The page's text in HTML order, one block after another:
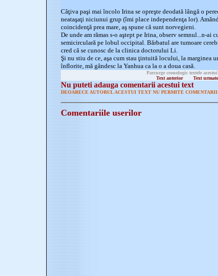
Câţiva paşi mai ȋncolo Irina se opreşte deodată lângă o
neataşaţi niciunui grup (ȋmi place independenţa lor).
coincidenţă prea mare, aş spune că sunt norvegieni.
De unde am rămas s-o aştept pe Irina, observ semnul...n-ai
semicirculară pe lobul occipital. Bărbatul are tumoare
cred că se cunosc de la clinica doctorului Li.
Şi nu stiu de ce, aşa cum stau ţintuită locului, la marginea
ȋnflorite, mă gândesc la Yanhua ca la o a doua casă.
Parcurge cronologic textele
Text anterior
Text
Nu puteti adauga comentarii acestui text
DEOARECE AUTORUL ACESTUI TEXT NU PERMITE
Comentariile userilor